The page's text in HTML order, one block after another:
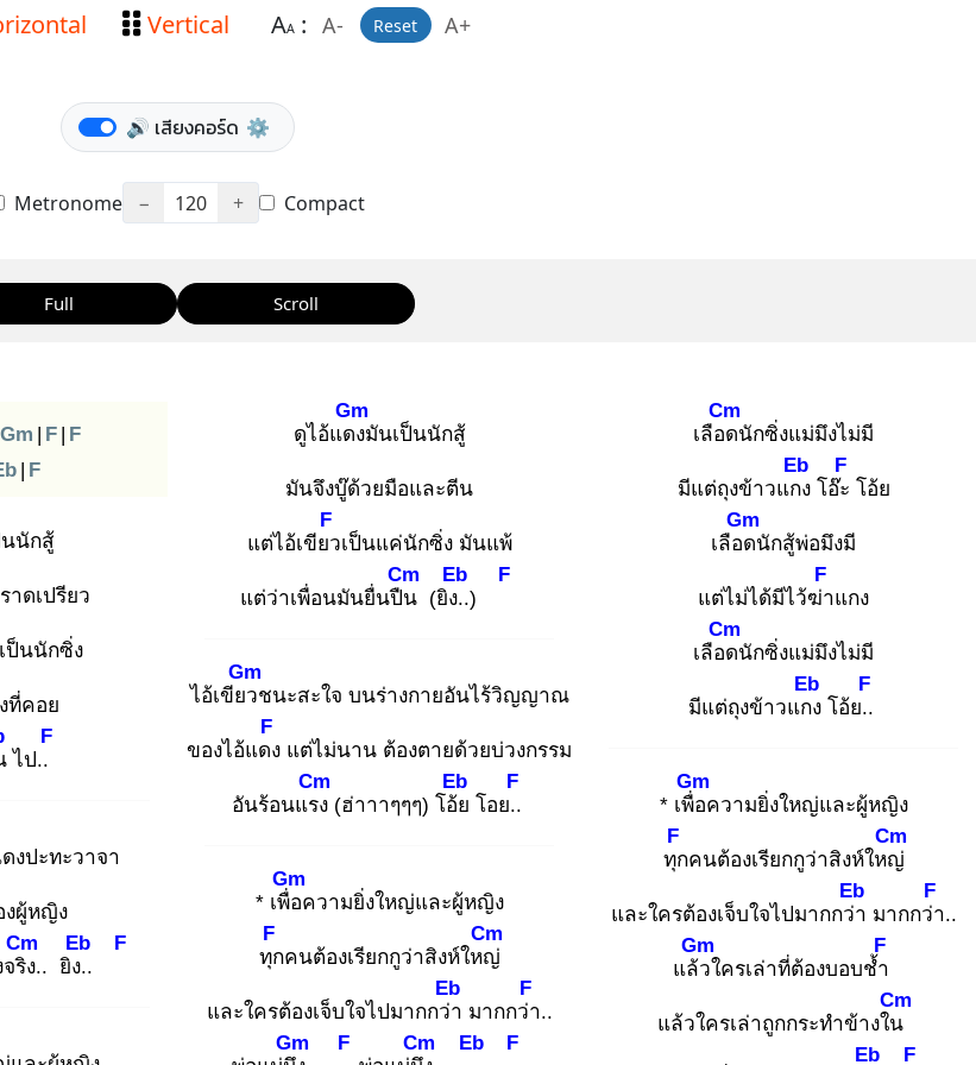
Vertical AA: A- Reset A+
🔊 เสียงคอร์ด ⚙️
Metronome − 120 + Compact
Full Scroll
Gm | F | F
| F
นักสู้
ดเปรียว
ป็นนักซิ่ง
ที่คอย
ไป..
F
งปะทะวาจา
งผู้หญิง
ริง
Cm
.. ยิง..
Eb F
ดูไอ้แดง
Gm
มันเป็นนักสู้
มันจึงบู๊ด้วยมือและตีน
แต่ไอ้เขียว
F
เป็นแค่นักซิ่ง มันแพ้
แต่ว่าเพื่อนมันยื่นปืน
Cm
(ยิง..
Eb
)
F
ไอ้เขียว
Gm
ชนะสะใจ บนร่างกายอันไร้วิญญาณ
ของไอ้แดง
F
แต่ไม่นาน ต้องตายด้วยบ่วงกรรม
อันร้อนแรง
Cm
(ฮ่าาาๆๆๆ) โอ้ย
Eb
โอย..
F
* เพื่อ
Gm
ความยิ่งใหญ่และผู้หญิง
ทุก
F
คนต้องเรียกกูว่าสิงห์ใหญ่
Cm
และใครต้องเจ็บใจไปมากกว่า
Eb
มากกว่า
F
..
Gm
F
Cm
Eb F
เลือด
Cm
นักซิ่งแม่มึงไม่มี
มีแต่ถุงข้าวแกง
Eb
โอ๊ะ
F
โอ้ย
เลือด
Gm
นักสู้พ่อมึงมี
แต่ไม่ได้มีไว้ฆ่า
F
แกง
เลือด
Cm
นักซิ่งแม่มึงไม่มี
มีแต่ถุงข้าวแกง
Eb
โอ้ย..
F
* เพื่อ
Gm
ความยิ่งใหญ่และผู้หญิง
ทุก
F
คนต้องเรียกกูว่าสิงห์ใหญ่
Cm
และใครต้องเจ็บใจไปมากกว่า
Eb
มากกว่า
F
..
แล้ว
Gm
ใครเล่าที่ต้องบอบช้ำ
F
แล้วใครเล่าถูกกระทำข้างใน
Cm
Eb F